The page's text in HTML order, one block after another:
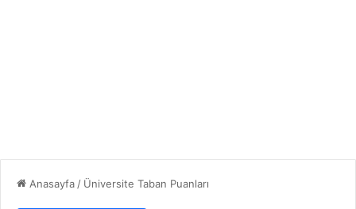
Anasayfa / Üniversite Taban Puanları